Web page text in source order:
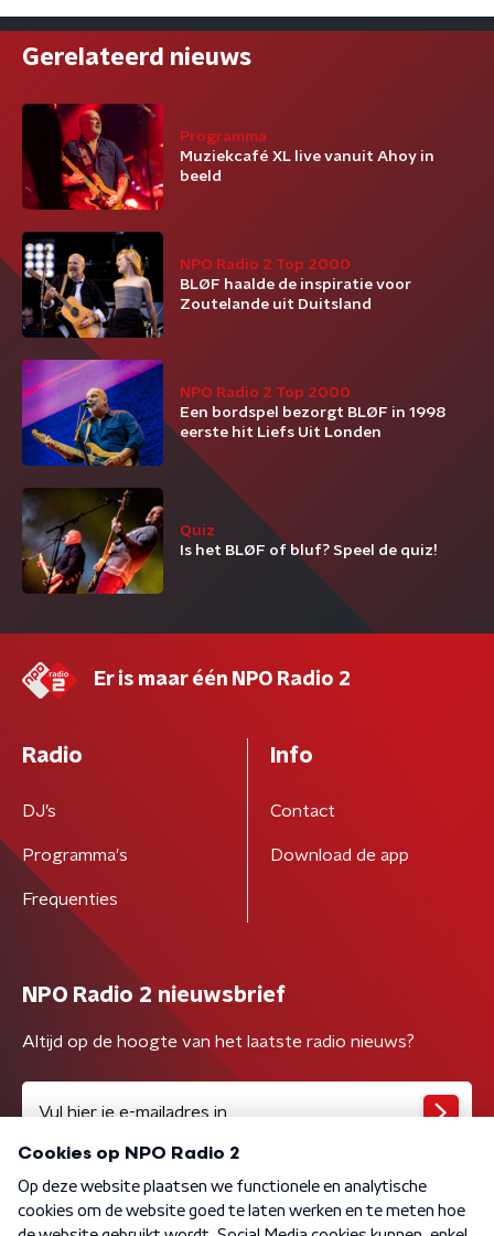
Gerelateerd nieuws
Programma
Muziekcafé XL live vanuit Ahoy in
beeld
NPO Radio 2 Top 2000
BLØF haalde de inspiratie voor
Zoutelande uit Duitsland
NPO Radio 2 Top 2000
Een bordspel bezorgt BLØF in 1998
eerste hit Liefs Uit Londen
Quiz
Is het BLØF of bluf? Speel de quiz!
Er is maar één NPO Radio 2
Radio
DJ’s
Programma's
Frequenties
Info
Contact
Download de app
NPO Radio 2 nieuwsbrief
Altijd op de hoogte van het laatste radio nieuws?